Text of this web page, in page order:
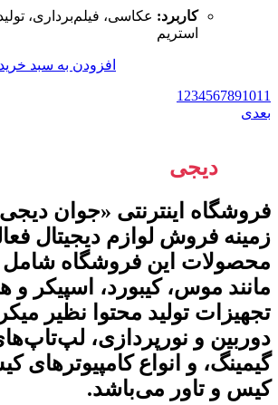
کاربرد: عکاسی، فیلم‌برداری،
استریم
افزودن به سبد خرید
1 234567891011
بعدی
دیجی
فروشگاه اینترنتی «جوان
زمینه فروش لوازم دیجیتال
محصولات این فروشگاه شامل
مانند موس، کیبورد، اسپیکر و
تجهیزات تولید محتوا نظیر
دوربین و نورپردازی،
گیمینگ، و انواع کامپیوترهای
کیس و تاور می‌باشد.